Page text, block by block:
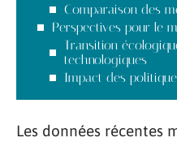
Comparaison des
Perspectives pour le
Transition
technologiques
Impact des
Les données récentes